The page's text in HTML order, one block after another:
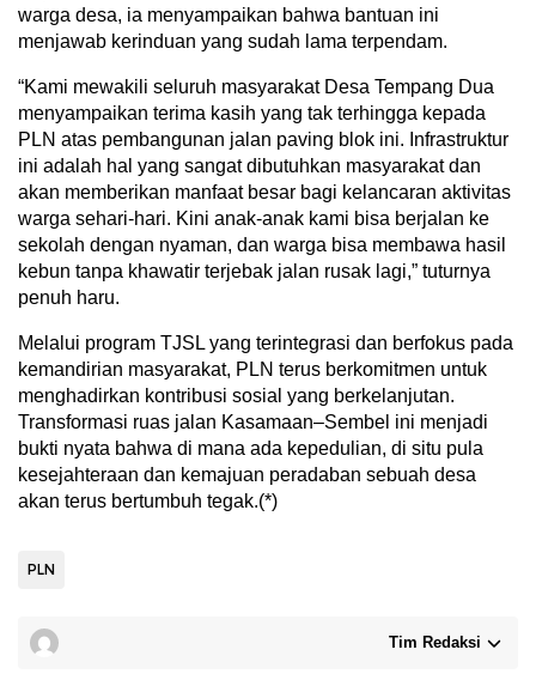
warga desa, ia menyampaikan bahwa bantuan ini
menjawab kerinduan yang sudah lama terpendam.
“Kami mewakili seluruh masyarakat Desa Tempang Dua
menyampaikan terima kasih yang tak terhingga kepada
PLN atas pembangunan jalan paving blok ini. Infrastruktur
ini adalah hal yang sangat dibutuhkan masyarakat dan
akan memberikan manfaat besar bagi kelancaran aktivitas
warga sehari-hari. Kini anak-anak kami bisa berjalan ke
sekolah dengan nyaman, dan warga bisa membawa hasil
kebun tanpa khawatir terjebak jalan rusak lagi,” tuturnya
penuh haru.
Melalui program TJSL yang terintegrasi dan berfokus pada
kemandirian masyarakat, PLN terus berkomitmen untuk
menghadirkan kontribusi sosial yang berkelanjutan.
Transformasi ruas jalan Kasamaan–Sembel ini menjadi
bukti nyata bahwa di mana ada kepedulian, di situ pula
kesejahteraan dan kemajuan peradaban sebuah desa
akan terus bertumbuh tegak.(*)
PLN
Tim Redaksi